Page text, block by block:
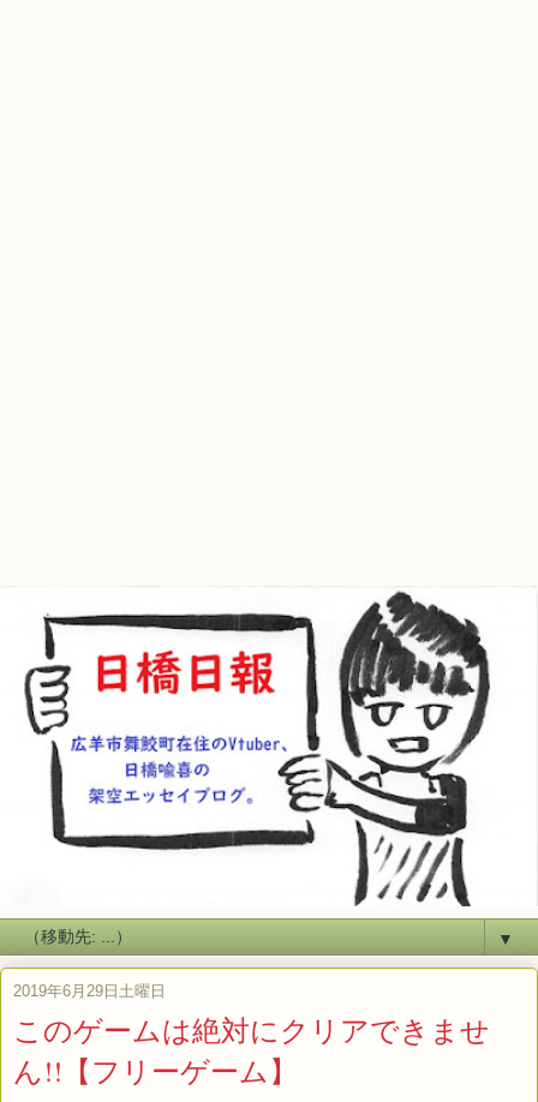
▼
2019年6月29日土曜日
このゲームは絶対にクリアできませ
ん!!【フリーゲーム】